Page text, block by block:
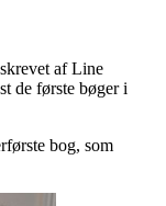
af Line
de første bøger i
bog, som